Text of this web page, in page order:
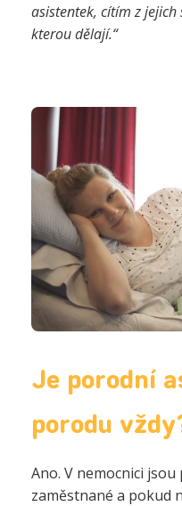
asistentek, cítím z jejich
kterou dělají.“
Je porodní
porodu
Ano. V nemocnici
zaměstnané a pokud